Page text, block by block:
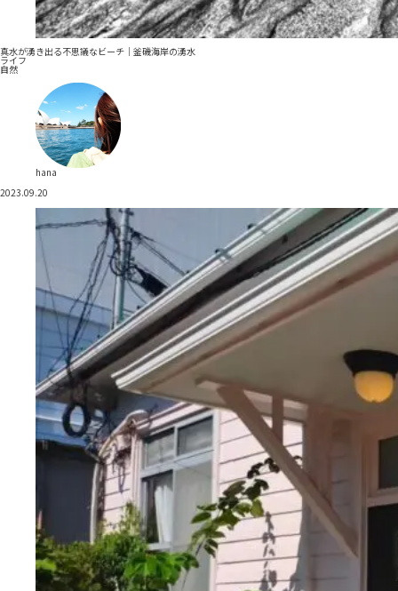
真水が湧き出る不思議なビーチ｜釜磯海岸の湧水
ライフ
自然
hana
2023.09.20